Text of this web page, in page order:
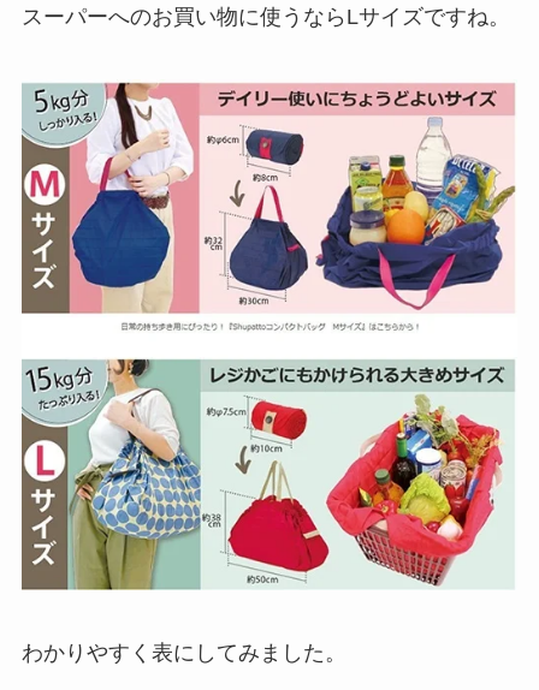
スーパーへのお買い物に使うならLサイズですね。
わかりやすく表にしてみました。